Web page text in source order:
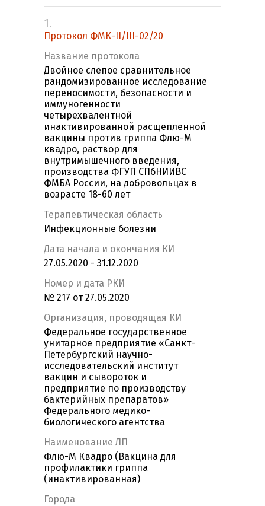
1.
Протокол ФМК-II/III-02/20
Название протокола
Двойное слепое сравнительное
рандомизированное исследование
переносимости, безопасности и
иммуногенности
четырехвалентной
инактивированной расщепленной
вакцины против гриппа Флю-М
квадро, раствор для
внутримышечного введения,
производства ФГУП СПбНИИВС
ФМБА России, на добровольцах в
возрасте 18-60 лет
Терапевтическая область
Инфекционные болезни
Дата начала и окончания КИ
27.05.2020 - 31.12.2020
Номер и дата РКИ
№ 217 от 27.05.2020
Организация, проводящая КИ
Федеральное государственное
унитарное предприятие «Санкт-
Петербургский научно-
исследовательский институт
вакцин и сывороток и
предприятие по производству
бактерийных препаратов»
Федерального медико-
биологического агентства
Наименование ЛП
Флю-М Квадро (Вакцина для
профилактики гриппа
(инактивированная)
Города